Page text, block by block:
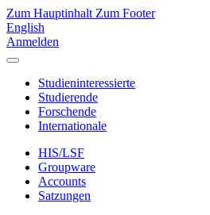
Zum Hauptinhalt Zum Footer
English
Anmelden
Studieninteressierte
Studierende
Forschende
Internationale
HIS/LSF
Groupware
Accounts
Satzungen